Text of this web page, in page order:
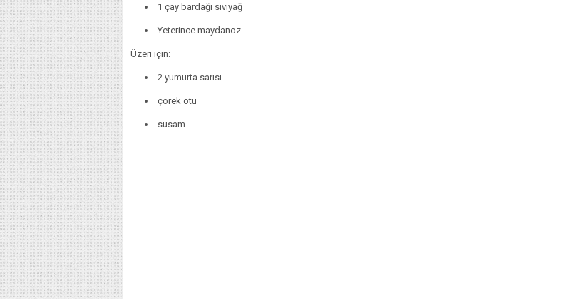
1 çay bardağı sıvıyağ
Yeterince maydanoz
Üzeri için:
2 yumurta sarısı
çörek otu
susam